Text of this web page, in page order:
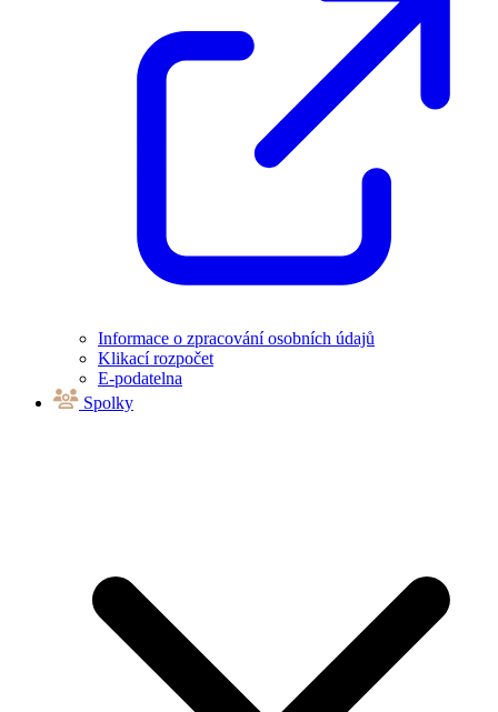
Informace o zpracování osobních údajů
Klikací rozpočet
E-podatelna
Spolky